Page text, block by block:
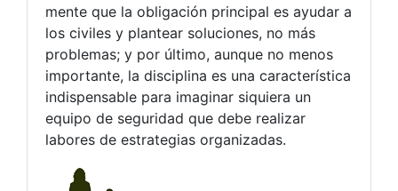
mente que la obligación principal es ayudar a
los civiles y plantear soluciones, no más
problemas; y por último, aunque no menos
importante, la disciplina es una característica
indispensable para imaginar siquiera un
equipo de seguridad que debe realizar
labores de estrategias organizadas.